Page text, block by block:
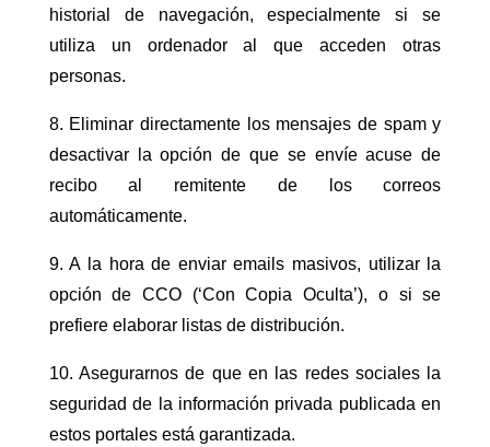
historial de navegación, especialmente si se
utiliza un ordenador al que acceden otras
personas.
8. Eliminar directamente los mensajes de spam y
desactivar la opción de que se envíe acuse de
recibo al remitente de los correos
automáticamente.
9. A la hora de enviar emails masivos, utilizar la
opción de CCO (‘Con Copia Oculta’), o si se
prefiere elaborar listas de distribución.
10. Asegurarnos de que en las redes sociales la
seguridad de la información privada publicada en
estos portales está garantizada.